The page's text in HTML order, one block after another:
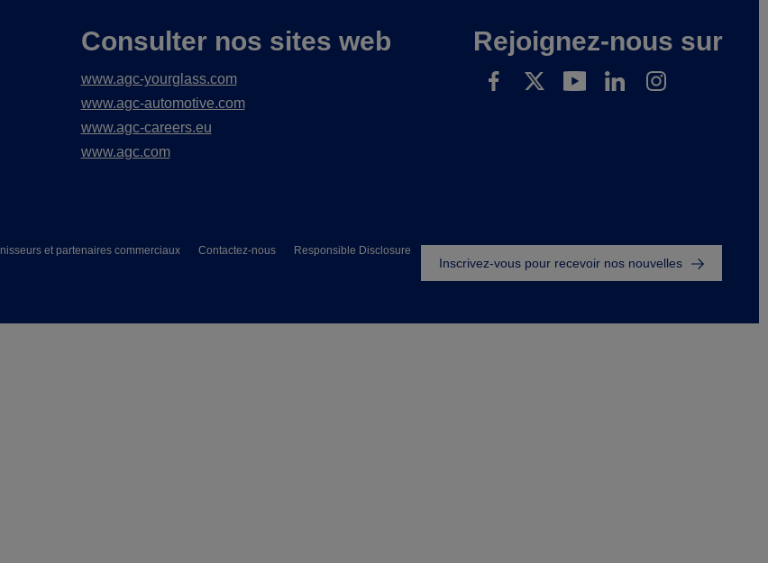
Consulter nos sites web
www.agc-yourglass.com
www.agc-automotive.com
www.agc-careers.eu
www.agc.com
Rejoignez-nous sur
Footer
et partenaires commerciaux Contactez-nous
Responsible Disclosure
Inscrivez-vous pour recevoir nos nouvelles